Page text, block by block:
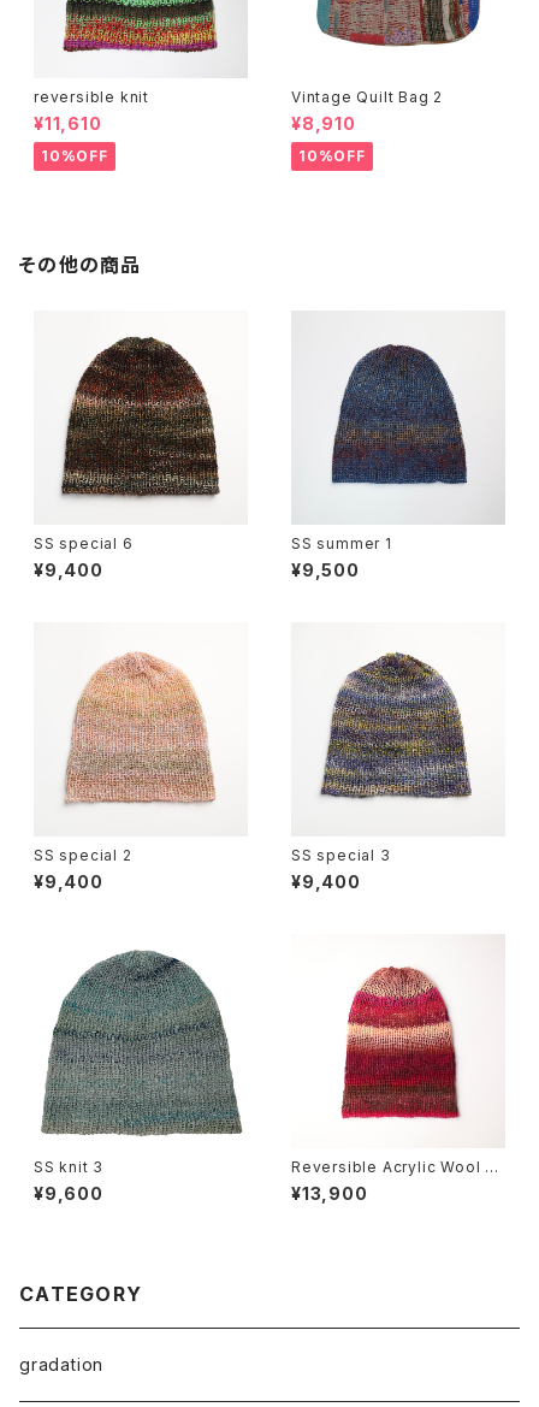
reversible knit
¥11,610
10%OFF
Vintage Quilt Bag 2
¥8,910
10%OFF
その他の商品
SS special 6
¥9,400
SS summer 1
¥9,500
SS special 2
¥9,400
SS special 3
¥9,400
SS knit 3
¥9,600
Reversible Acrylic Wool B
eanie
¥13,900
CATEGORY
gradation